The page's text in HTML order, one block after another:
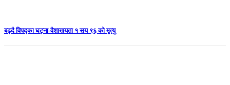
बढ्दै विपद्का घट्ना-वैशाखयता १ सय ९६ को मृत्यु